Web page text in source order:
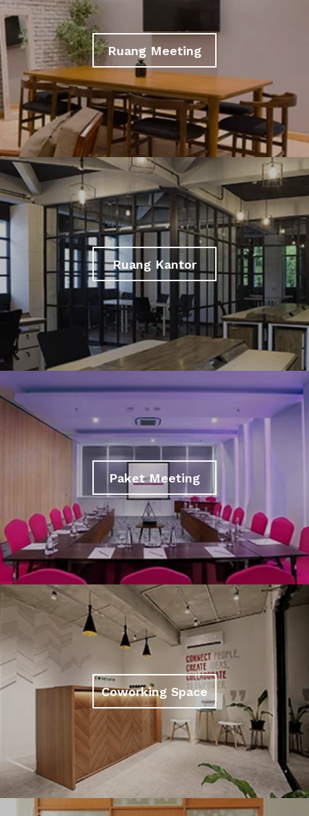
Ruang Meeting
Ruang Kantor
Paket Meeting
Coworking Space